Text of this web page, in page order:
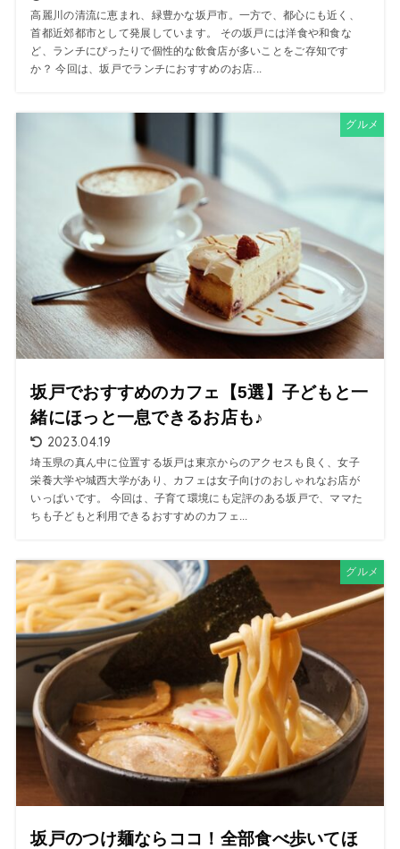
高麗川の清流に恵まれ、緑豊かな坂戸市。一方で、都心にも近く、
首都近郊都市として発展しています。 その坂戸には洋食や和食な
ど、ランチにぴったりで個性的な飲食店が多いことをご存知です
か？ 今回は、坂戸でランチにおすすめのお店...
グルメ
坂戸でおすすめのカフェ【5選】子どもと一
緒にほっと一息できるお店も♪
2023.04.19
埼玉県の真ん中に位置する坂戸は東京からのアクセスも良く、女子
栄養大学や城西大学があり、カフェは女子向けのおしゃれなお店が
いっぱいです。 今回は、子育て環境にも定評のある坂戸で、ママた
ちも子どもと利用できるおすすめのカフェ...
グルメ
坂戸のつけ麺ならココ！全部食べ歩いてほ